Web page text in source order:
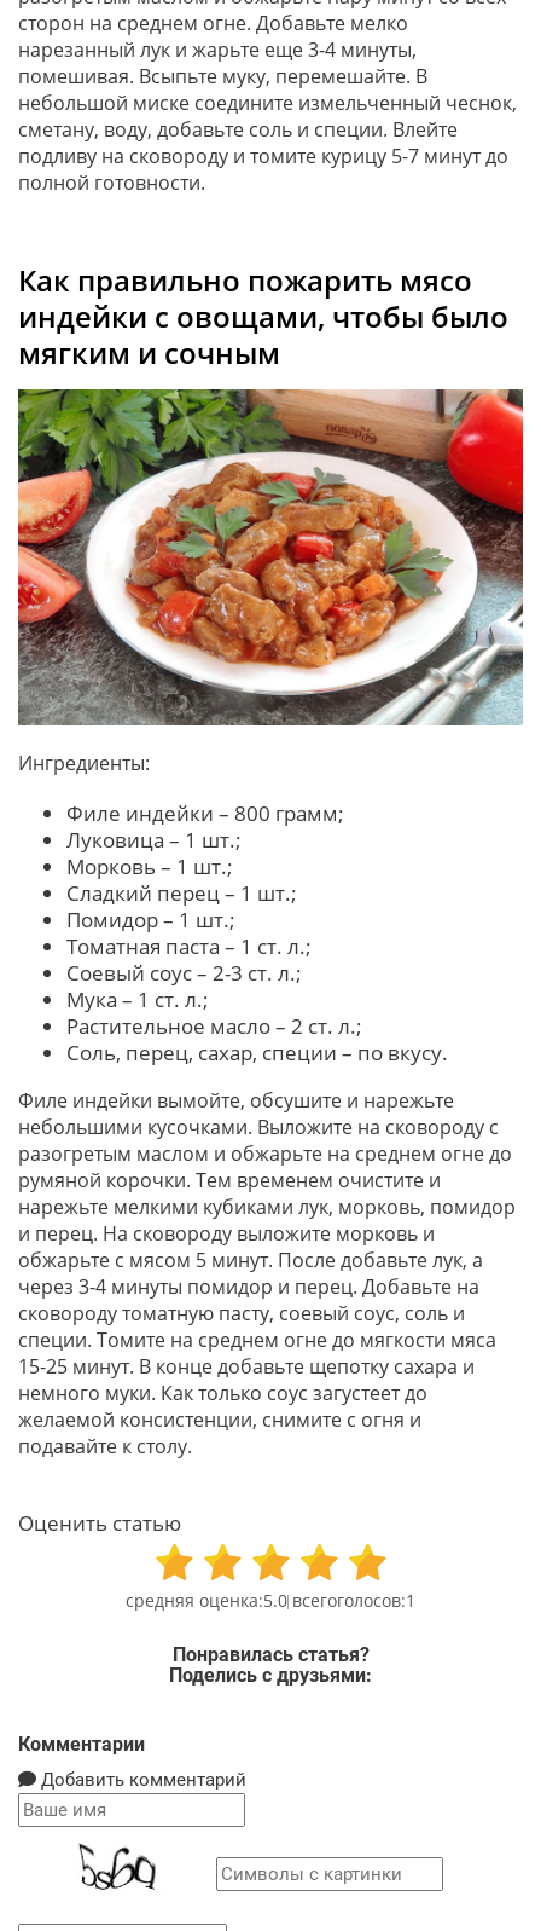
сторон на среднем огне. Добавьте мелко
нарезанный лук и жарьте еще 3-4 минуты,
помешивая. Всыпьте муку, перемешайте. В
небольшой миске соедините измельченный чеснок,
сметану, воду, добавьте соль и специи. Влейте
подливу на сковороду и томите курицу 5-7 минут до
полной готовности.
Как правильно пожарить мясо
индейки с овощами, чтобы было
мягким и сочным
Ингредиенты:
Филе индейки – 800 грамм;
Луковица – 1 шт.;
Морковь – 1 шт.;
Сладкий перец – 1 шт.;
Помидор – 1 шт.;
Томатная паста – 1 ст. л.;
Соевый соус – 2-3 ст. л.;
Мука – 1 ст. л.;
Растительное масло – 2 ст. л.;
Соль, перец, сахар, специи – по вкусу.
Филе индейки вымойте, обсушите и нарежьте
небольшими кусочками. Выложите на сковороду с
разогретым маслом и обжарьте на среднем огне до
румяной корочки. Тем временем очистите и
нарежьте мелкими кубиками лук, морковь, помидор
и перец. На сковороду выложите морковь и
обжарьте с мясом 5 минут. После добавьте лук, а
через 3-4 минуты помидор и перец. Добавьте на
сковороду томатную пасту, соевый соус, соль и
специи. Томите на среднем огне до мягкости мяса
15-25 минут. В конце добавьте щепотку сахара и
немного муки. Как только соус загустеет до
желаемой консистенции, снимите с огня и
подавайте к столу.
Оценить статью
5.0 1
Понравилась статья?
Поделись с друзьями:
Комментарии
Добавить комментарий